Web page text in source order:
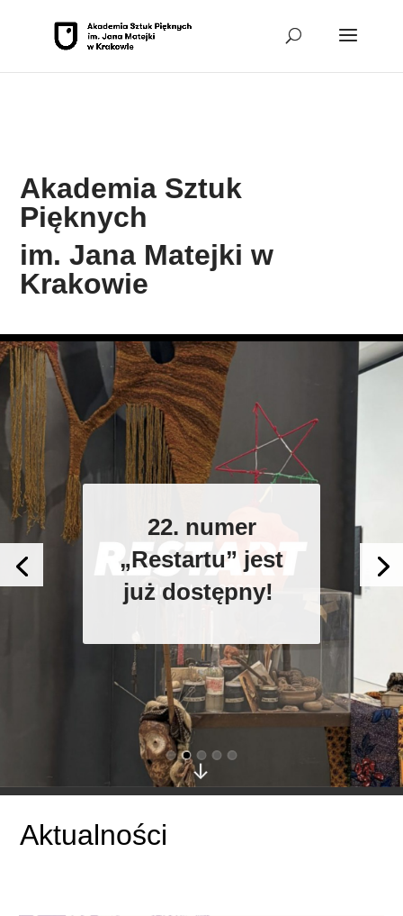
Wydziały
Przejdź do sekcji Wydziały
Przejdź do sekcji O
Akademia Sztuk
Pięknych
im. Jana Matejki w
Krakowie
22. numer
„Restartu” jest
już dostępny!
Aktualności